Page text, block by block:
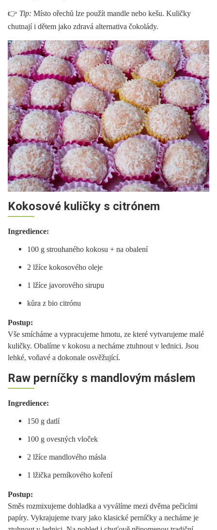
👉 Tip: Místo ořechů lze použít mandle nebo kešu. Kuličky
chutnají i dětem jako zdravá alternativa čokolády.
Kokosové kuličky s citrónem
Ingredience:
100 g strouhaného kokosu + na obalení
2 lžíce kokosového oleje
1 lžíce javorového sirupu
kůra z bio citrónu
Postup:
Vše smícháme a vypracujeme hmotu, ze které vytvarujeme malé
kuličky. Obalíme v kokosu a necháme ztuhnout v lednici. Jsou
lehké, voňavé a dokonale osvěžující.
Raw perníčky s mandlovým máslem
Ingredience:
150 g datlí
100 g ovesných vloček
2 lžíce mandlového másla
1 lžička perníkového koření
Postup:
Směs rozmixujeme dohladka a vyválíme mezi dvěma pečicími
papíry. Vykrajujeme tvary jako klasické perníčky a necháme je